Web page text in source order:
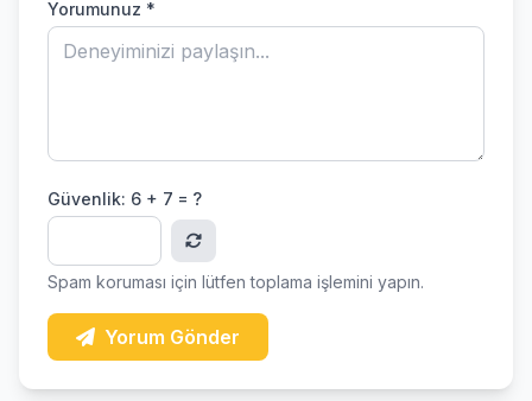
Yorumunuz *
Güvenlik: 6 + 7 = ?
Spam koruması için lütfen toplama işlemini yapın.
Yorum Gönder